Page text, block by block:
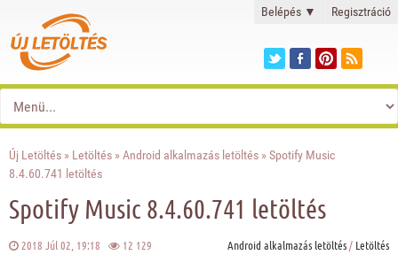
Belépés ▼ Regisztráció
Új Letöltés » Letöltés »Android alkalmazás letöltés » Spotify Music
8.4.60.741 letöltés
Spotify Music 8.4.60.741 letöltés
2018 Júl 02, 19:18 12 129 Android alkalmazás letöltés/ Letöltés